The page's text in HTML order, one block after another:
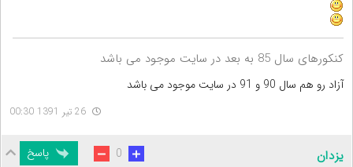
کنکورهای سال 85 به بعد در سایت موجود می باشد
آزاد رو هم سال 90 و 91 در سایت موجود می باشد
یزدان 0 پاسخ